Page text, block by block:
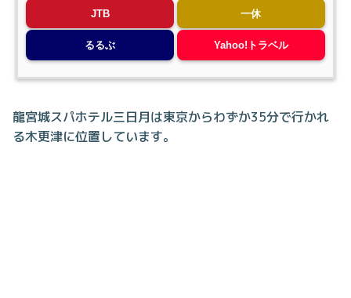
JTB 一休
るるぶ Yahoo!トラベル
龍宮城スパホテル三日月は東京からわずか35分で行かれ
る木更津に位置しています。